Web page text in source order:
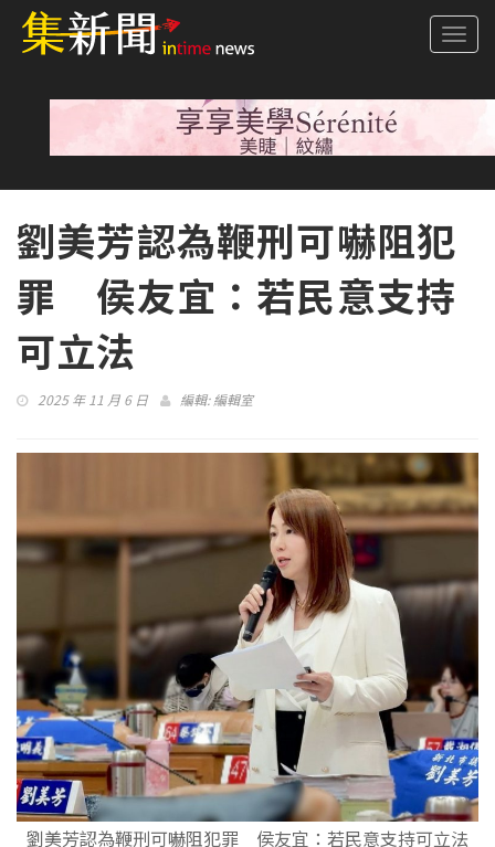
劉美芳認為鞭刑可嚇阻犯
罪 侯友宜：若民意支持
可立法
2025 年 11 月 6 日 編輯:編輯室
劉美芳認為鞭刑可嚇阻犯罪 侯友宜：若民意支持可立法